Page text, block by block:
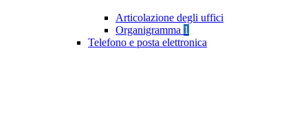
Articolazione degli uffici
Organigramma 1
Telefono e posta elettronica